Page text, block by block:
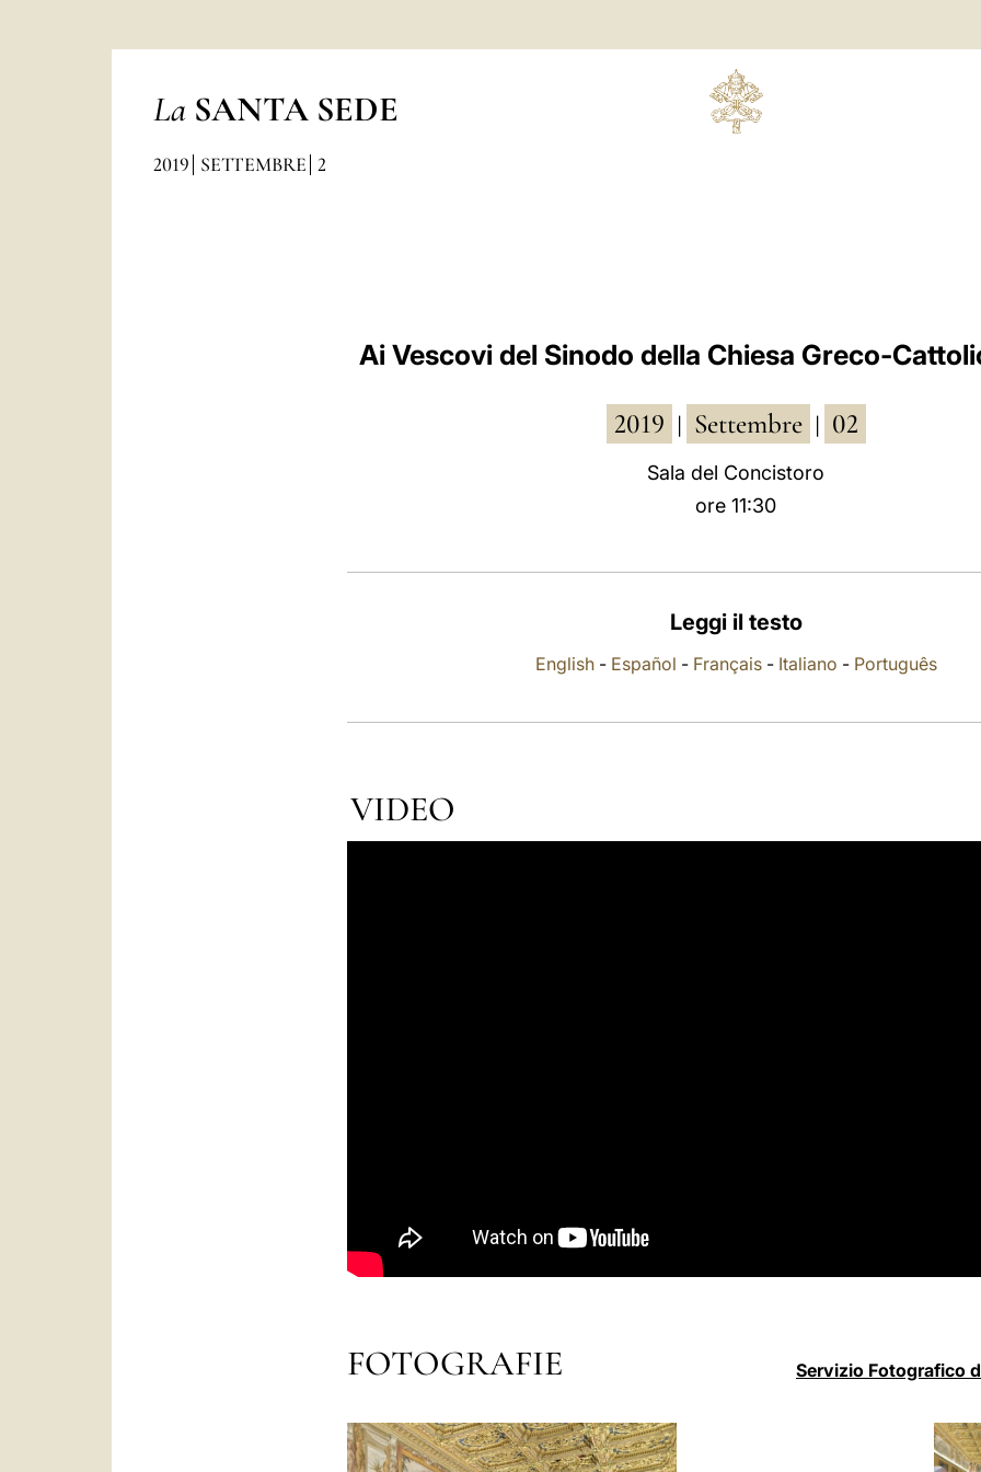
La SANTA SEDE
2019 SETTEMBRE 2
Ai Vescovi del Sinodo della Chiesa Greco-
2019 Settembre 02
Sala del Concistoro
ore 11:30
Leggi il testo
English- Español - Français- Italiano - Português
VIDEO
FOTOGRAFIE Servizio Fotografico